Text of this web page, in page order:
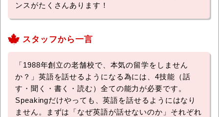
ンスがたくさんあります！
スタッフから一言
「1988年創立の老舗校で、本気の留学をしません
か？」英語を話せるようになる為には、4技能（話
す・聞く・書く・読む）全ての能力が必要です。
Speakingだけやっても、英語を話せるようにはなり
ません。まずは「なぜ英語が話せないのか」それぞれ